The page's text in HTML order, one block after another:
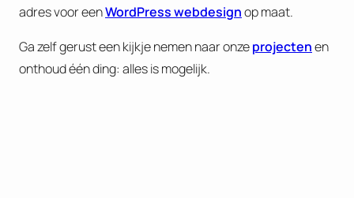
adres voor eenWordPress webdesignop maat.
Ga zelf gerust een kijkje nemen naar onzeprojectenen
onthoud één ding: alles is mogelijk.